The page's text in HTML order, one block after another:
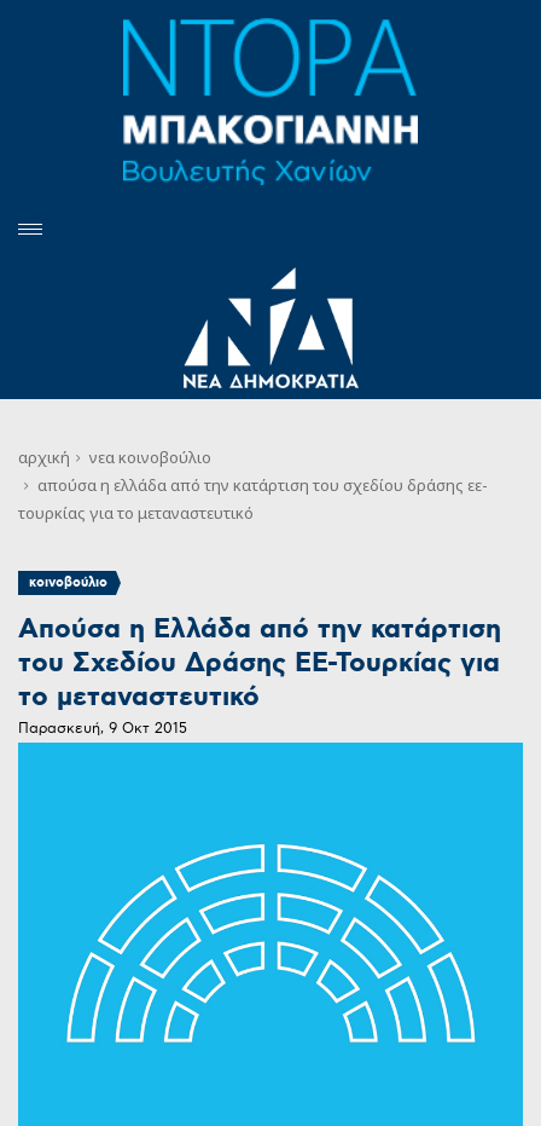
αρχική νεακοινοβούλιο
απούσα η ελλάδα από την κατάρτιση του σχεδίου δράσης εε-
τουρκίας για το μεταναστευτικό
κοινοβούλιο
Απούσα η Ελλάδα από την κατάρτιση
του Σχεδίου Δράσης ΕΕ-Τουρκίας για
το μεταναστευτικό
Παρασκευή, 9 Οκτ 2015